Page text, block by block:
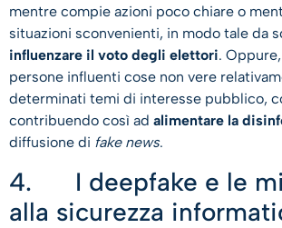
mentre compie azioni poco chiare o
situazioni sconvenienti, in modo tale da
influenzare il voto degli elettori.
persone influenti cose non vere
determinati temi di interesse pubblico,
contribuendo così ad alimentare la
diffusione di fake news.
4. I deepfake e le
alla sicurezza